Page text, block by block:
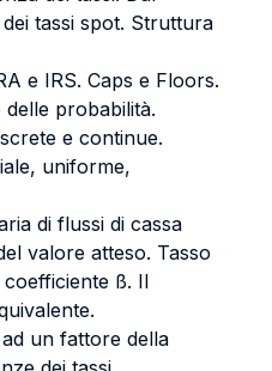
tassi spot. Struttura
e IRS. Caps e Floors.
delle probabilità.
e continue.
uniforme,
di flussi di cassa
valore atteso. Tasso
ß. Il
un fattore della